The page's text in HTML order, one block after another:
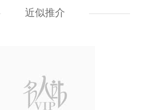
近似推介
18KW 4.50 GM (Head 6.5mm)
3,764.00